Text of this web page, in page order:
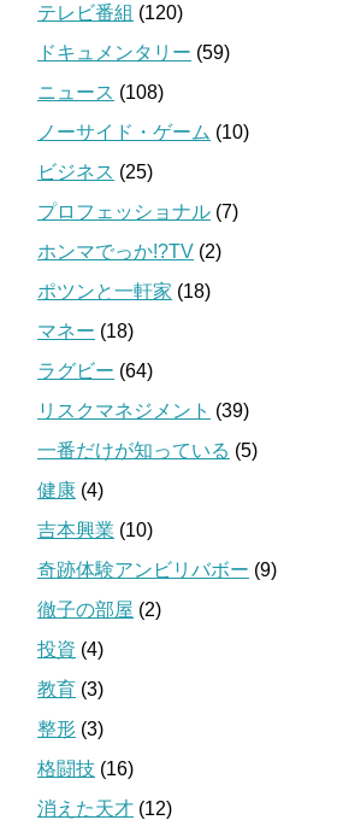
テレビ番組 (120)
ドキュメンタリー (59)
ニュース (108)
ノーサイド・ゲーム (10)
ビジネス (25)
プロフェッショナル (7)
ホンマでっか!?TV (2)
ポツンと一軒家 (18)
マネー (18)
ラグビー (64)
リスクマネジメント (39)
一番だけが知っている (5)
健康 (4)
吉本興業 (10)
奇跡体験アンビリバボー (9)
徹子の部屋 (2)
投資 (4)
教育 (3)
整形 (3)
格闘技 (16)
消えた天才 (12)